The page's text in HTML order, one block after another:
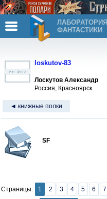
ЛАБОРАТОРИЯ
ФАНТАСТИКИ
loskutov-83
Лоскутов Александр
Россия, Красноярск
◄ книжные полки
SF
Страницы: 1 2 3 4 5 6 7